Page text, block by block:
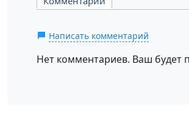
Написать комментарий
Нет комментариев. Ваш будет